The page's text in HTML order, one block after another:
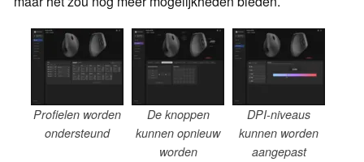
Profielen worden
ondersteund
De knoppen
kunnen opnieuw
worden
DPI-niveaus
kunnen worden
aangepast